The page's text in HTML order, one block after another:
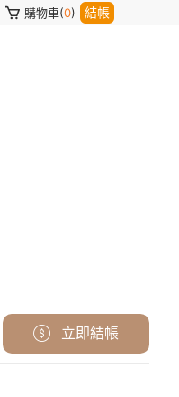
購物車(0) 結帳
立即結帳